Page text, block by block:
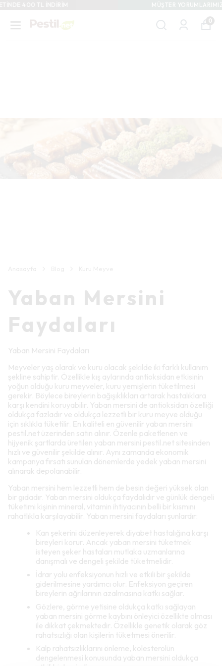
MÜŞTER YORUMLARIMIZI İNCELEMEK İSTER MİSİNİZ?
0
Yaban Mersini
Faydaları
Yaban Mersini Faydaları
Meyveler yaş olarak ve kuru olacak şekilde iki farklı kullanım
şekline sahiptir. Özellikle kış aylarında antioksidan etkisinin
yoğun olduğu kuru meyveler, kuru yemişlerin tüketilmesi
gerekir. Böylece bireylerin bağışıklıkları artarak hastalıklara
karşı kendini koruyabilir. Yaban mersini de antioksidan özelliği
oldukça fazladır ve oldukça lezzetli bir kuru meyve olduğu
için sıklıkla tüketilir. En kaliteli en güvenilir yaban mersini
pestil.net üzerinden satın alınır. Özenle paketlenen ve
hijyenik şartlarda üretilen yaban mersini pestil.net sitesinden
hızlı ve güvenilir şekilde alınır. Aynı zamanda ekonomik
kampanya fırsatı sunulan dönemlerde yedek yaban mersini
alınarak depolanabilir.
Yaban mersini hem lezzetli hem de besin değeri yüksek olan
bir gıdadır. Yaban mersini oldukça faydalıdır ve günlük dengeli
tüketimi kişinin mineral, vitamin ihtiyacının belli bir kısmını
rahatlıkla karşılayabilir. Yaban mersini faydaları şunlardır:
Kan şekerini düzenleyerek diyabet hastalığına karşı
bireyleri korur. Ancak yaban mersini tüketmek
isteyen şeker hastaları mutlaka uzmanlarına
danışmalı ve dengeli şekilde tüketmelidir.
İdrar yolu enfeksiyonun hızlı ve etkili bir şekilde
giderilmesine yardımcı olur. Enfeksiyon geçiren
bireylerin ağrılarının azalmasına katkı sağlar.
Gözlere, görme yetisine oldukça katkı sağlayan
yaban mersini görme kaybını önleyici özellikte olması
ile dikkat çekmektedir. Özellikle genetik olarak göz
rahatsızlığı olan kişilerin tüketmesi önerilir.
Kalp rahatsızlıklarını önleme, kolesterolün
dengelenmesi konusunda yaban mersini oldukça